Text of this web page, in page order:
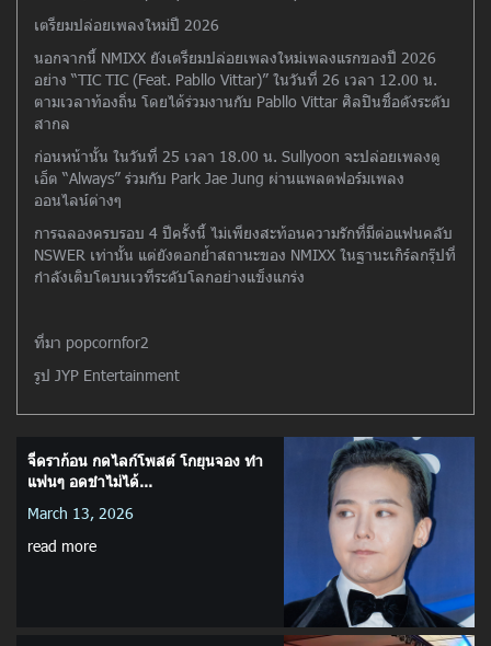
เตรียมปล่อยเพลงใหม่ปี 2026
นอกจากนี้ NMIXX ยังเตรียมปล่อยเพลงใหม่เพลงแรกของปี 2026
อย่าง “TIC TIC (Feat. Pabllo Vittar)” ในวันที่ 26 เวลา 12.00 น.
ตามเวลาท้องถิ่น โดยได้ร่วมงานกับ Pabllo Vittar ศิลปินชื่อดังระดับ
สากล
ก่อนหน้านั้น ในวันที่ 25 เวลา 18.00 น. Sullyoon จะปล่อยเพลงดู
เอ็ต “Always” ร่วมกับ Park Jae Jung ผ่านแพลตฟอร์มเพลง
ออนไลน์ต่างๆ
การฉลองครบรอบ 4 ปีครั้งนี้ ไม่เพียงสะท้อนความรักที่มีต่อแฟนคลับ
NSWER เท่านั้น แต่ยังตอกย้ำสถานะของ NMIXX ในฐานะเกิร์ลกรุ๊ปที่
กำลังเติบโตบนเวทีระดับโลกอย่างแข็งแกร่ง
ที่มา popcornfor2
รูป JYP Entertainment
จีดราก้อน กดไลก์โพสต์ โกยุนจอง ทำ
แฟนๆ อดขำไม่ได้...
March 13, 2026
read more